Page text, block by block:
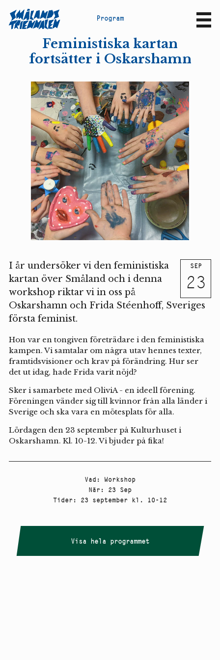
Program
Feministiska kartan
fortsätter i Oskarshamn
SEP
23
I år undersöker vi den feministiska
kartan över Småland och i denna
workshop riktar vi in oss på
Oskarshamn och Frida Stéenhoff, Sveriges
första feminist.
Hon var en tongiven företrädare i den feministiska
kampen. Vi samtalar om några utav hennes texter,
framtidsvisioner och krav på förändring. Hur ser
det ut idag, hade Frida varit nöjd?
Sker i samarbete med OliviA - en ideell förening.
Föreningen vänder sig till kvinnor från alla länder i
Sverige och ska vara en mötesplats för alla.
Lördagen den 23 september på Kulturhuset i
Oskarshamn. Kl. 10-12. Vi bjuder på fika!
Vad : Workshop
När : 23 Sep
Tider : 23 september kl. 10-12
Visa hela programmet